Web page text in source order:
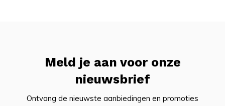
Meld je aan voor onze
nieuwsbrief
Ontvang de nieuwste aanbiedingen en promoties